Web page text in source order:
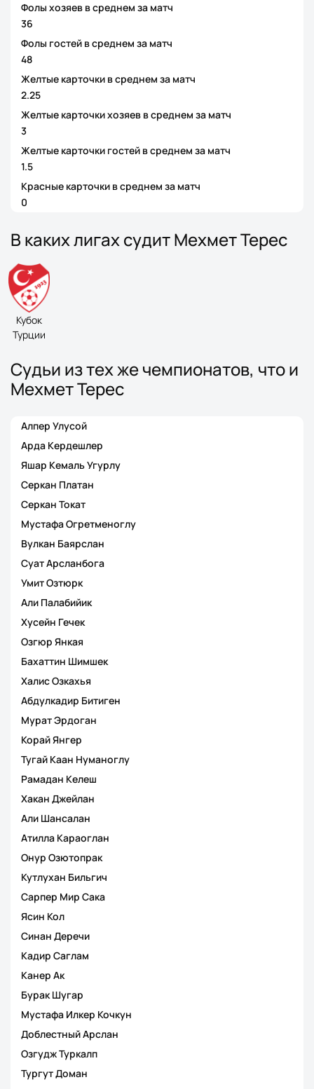
Фолы хозяев в среднем за матч
36
Фолы гостей в среднем за матч
48
Желтые карточки в среднем за матч
2.25
Желтые карточки хозяев в среднем за матч
3
Желтые карточки гостей в среднем за матч
1.5
Красные карточки в среднем за матч
0
В каких лигах судит Мехмет Терес
Кубок
Турции
Судьи из тех же чемпионатов, что и
Мехмет Терес
Алпер Улусой
Арда Кердешлер
Яшар Кемаль Угурлу
Серкан Платан
Серкан Токат
Мустафа Огретменоглу
Вулкан Баярслан
Суат Арсланбога
Умит Озтюрк
Али Палабийик
Хусейн Гечек
Озгюр Янкая
Бахаттин Шимшек
Халис Озкахья
Абдулкадир Битиген
Мурат Эрдоган
Корай Янгер
Тугай Каан Нуманоглу
Рамадан Келеш
Хакан Джейлан
Али Шансалан
Атилла Караоглан
Онур Озютопрак
Кутлухан Бильгич
Сарпер Мир Сака
Ясин Кол
Синан Деречи
Кадир Саглам
Канер Ак
Бурак Шугар
Мустафа Илкер Кочкун
Доблестный Арслан
Озгудж Туркалп
Тургут Доман